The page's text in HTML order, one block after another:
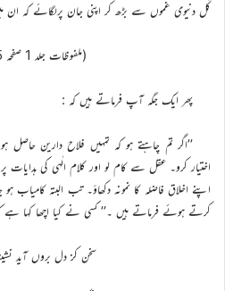
کُل دنیوی غموں سے بڑھ کر اپنی جان پرلگائے کہ ان
(ملفوظات جلد 1 صفحہ 35، مطبوعہ انگلستان ۔ ایڈیشن 1985ء)
پھر ایک جگہ آپ فرماتے ہیں کہ :
’’اگر تم چاہتے ہو کہ تمہیں فلاح دارین حاصل
اختیار کرو۔ عقل سے کام لو اور کلام الٰہی کی ہدایات
اپنے اخلاق فاضلہ کا نمونہ دکھاؤ۔ تب البتہ کامیاب
کرتے ہوئے فرماتے ہیں ۔’’ کسی نے کیا اچھا کہا ہے
سخن کز دل بروں آید